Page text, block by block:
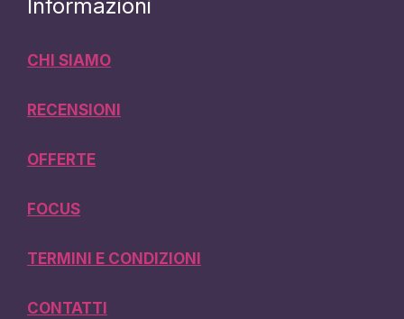
Informazioni
CHI SIAMO
RECENSIONI
OFFERTE
FOCUS
TERMINI E CONDIZIONI
CONTATTI